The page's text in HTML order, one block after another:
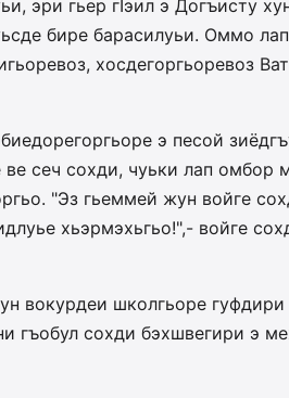
эри гьер гIэил э Догъисту
бире барасилуьи. Оммо
хосдегоргьоревоз
э песой
ве сеч сохди, чуьки лап омбор
"Эз гьеммей жун войге
хьэрмэхьгьо!",- войге
вокурдеи школгьоре гуфдири
гъобул сохди бэхшвегири э